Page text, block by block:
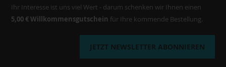
Ihr Interesse ist uns viel Wert - darum schenken wir Ihnen einen
5,00 € Willkommensgutschein für Ihre kommende Bestellung.
JETZT NEWSLETTER ABONNIEREN